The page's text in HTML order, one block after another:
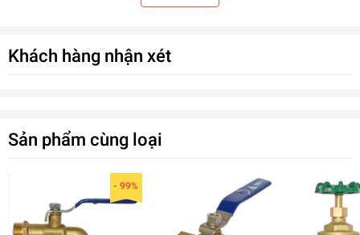
Khách hàng nhận xét
Sản phẩm cùng loại
- 99%